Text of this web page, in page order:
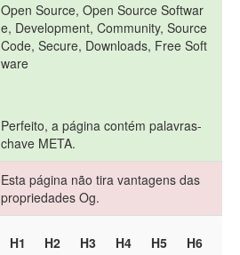
Open Source, Open Source Softwar
e, Development, Community, Source
Code, Secure, Downloads, Free Soft
ware
Perfeito, a página contém palavras-
chave META.
Esta página não tira vantagens das
propriedades Og.
H1 H2 H3 H4 H5 H6